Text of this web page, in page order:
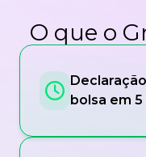
O que o
bolsa em 5